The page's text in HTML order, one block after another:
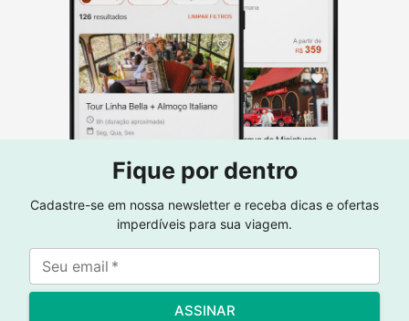
Fique por dentro
Cadastre-se em nossa newsletter e receba dicas e ofertas
imperdíveis para sua viagem.
Seu email *
ASSINAR